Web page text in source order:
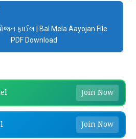
ફાઈલ | Bal Mela Aayojan File
PDF Download
Join Now
Join Now